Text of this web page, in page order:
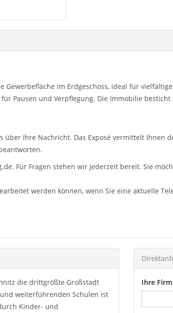
Gewerbefläche im Erdgeschoss, ideal für
Pausen und Verpflegung. Die Immobilie
Ihre Nachricht. Das Exposé vermittelt Ihnen
Für Fragen stehen wir jederzeit bereit. Sie
werden können, wenn Sie eine aktuelle
die drittgrößte Großstadt
weiterführenden Schulen ist
Kinder- und
Ihre